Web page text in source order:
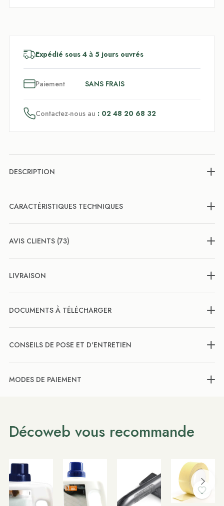
Expédié sous 4 à 5 jours ouvrés
Paiement SANS FRAIS
Contactez-nous au : 02 48 20 68 32
DESCRIPTION
CARACTÉRISTIQUES TECHNIQUES
AVIS CLIENTS (73)
LIVRAISON
DOCUMENTS À TÉLÉCHARGER
CONSEILS DE POSE ET D'ENTRETIEN
MODES DE PAIEMENT
Décoweb vous recommande